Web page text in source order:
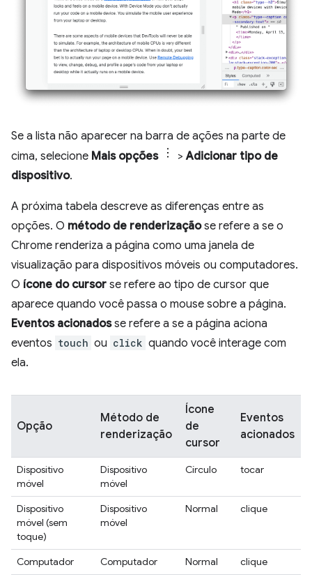
Se a lista não aparecer na barra de ações na parte de
cima, selecione Mais opções >Adicionar tipo de
dispositivo.
A próxima tabela descreve as diferenças entre as
opções. O método de renderizaçãose refere a se o
Chrome renderiza a página como uma janela de
visualização para dispositivos móveis ou computadores.
O ícone do cursor se refere ao tipo de cursor que
aparece quando você passa o mouse sobre a página.
Eventos acionadosse refere a se a página aciona
eventos touch ou click quando você interage com
ela.
Opção
Método de
renderização
Ícone
de
cursor
Eventos
acionados
Dispositivo
móvel
Dispositivo
móvel
Círculo tocar
Dispositivo
móvel (sem
toque)
Dispositivo
móvel
Normal clique
Computador Computador Normal
clique